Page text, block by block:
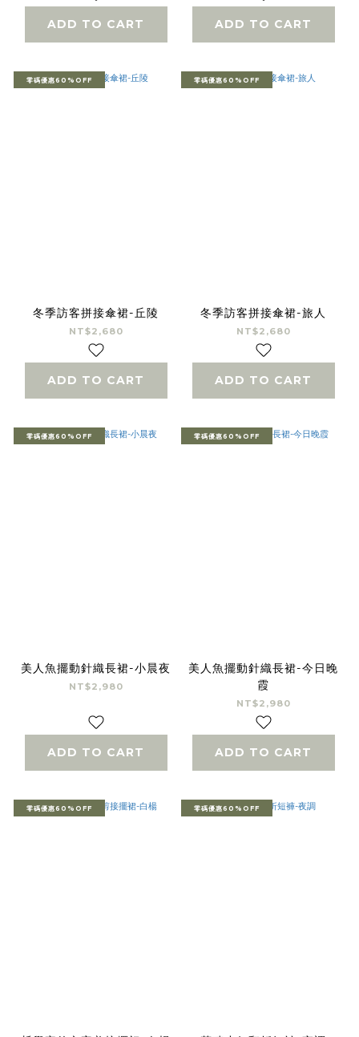
ADD TO CART ADD TO CART
零碼優惠60%OFF
冬季訪客拼接傘裙-丘陵
NT$2,680
ADD TO CART
零碼優惠60%OFF
冬季訪客拼接傘裙-旅人
NT$2,680
ADD TO CART
零碼優惠60%OFF
美人魚擺動針織長裙-小晨夜
NT$2,980
ADD TO CART
零碼優惠60%OFF
美人魚擺動針織長裙-今日晚
霞
NT$2,980
ADD TO CART
零碼優惠60%OFF 零碼優惠60%OFF